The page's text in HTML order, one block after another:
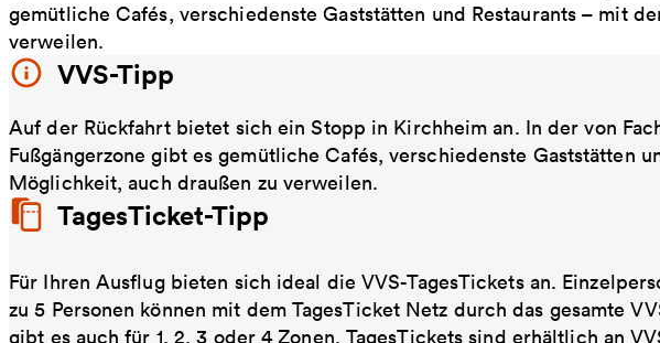
gemütliche Cafés, verschiedenste Gaststätten und Restaurants – mit
verweilen.
VVS-Tipp
Auf der Rückfahrt bietet sich ein Stopp in Kirchheim an. In der von
Fußgängerzone gibt es gemütliche Cafés, verschiedenste Gaststätten
Möglichkeit, auch draußen zu verweilen.
TagesTicket-Tipp
Für Ihren Ausflug bieten sich ideal die VVS-TagesTickets an.
zu 5 Personen können mit dem TagesTicket Netz durch das gesamte
gibt es auch für 1, 2, 3 oder 4 Zonen. TagesTickets sind erhältlich an